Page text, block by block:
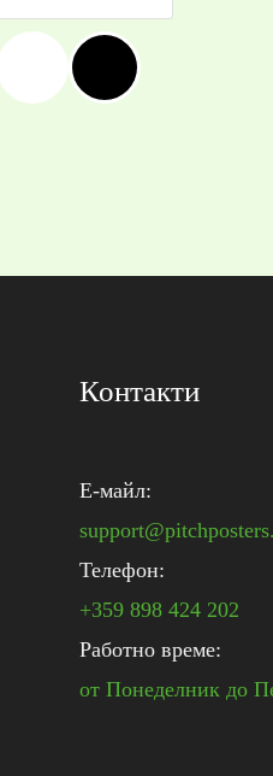
Контакти
E-майл:
Телефон:
+359 898 424 202
Работно време:
от Понеделник до